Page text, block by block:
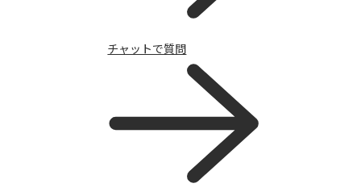
チャットで質問